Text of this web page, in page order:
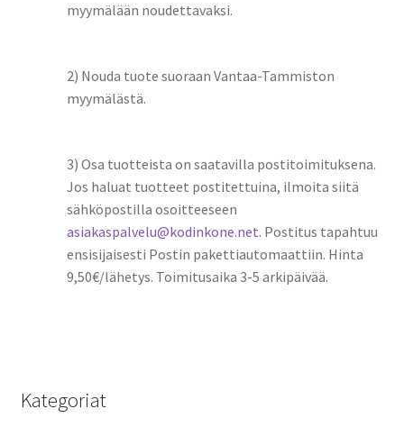
myymälään noudettavaksi.
2) Nouda tuote suoraan Vantaa-Tammiston
myymälästä.
3) Osa tuotteista on saatavilla postitoimituksena.
Jos haluat tuotteet postitettuina, ilmoita siitä
sähköpostilla osoitteeseen
asiakaspalvelu@kodinkone.net. Postitus tapahtuu
ensisijaisesti Postin pakettiautomaattiin. Hinta
9,50€/lähetys. Toimitusaika 3-5 arkipäivää.
Kategoriat